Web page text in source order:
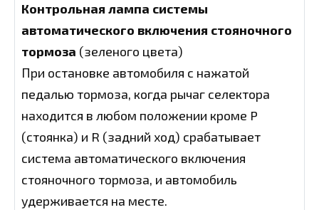
Контрольная лампа системы
автоматического включения стояночного
тормоза (зеленого цвета)
При остановке автомобиля с нажатой
педалью тормоза, когда рычаг селектора
находится в любом положении кроме P
(стоянка) и R (задний ход) срабатывает
система автоматического включения
стояночного тормоза, и автомобиль
удерживается на месте.